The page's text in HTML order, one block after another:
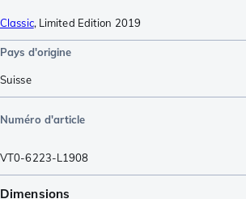
Classic, Limited Edition 2019
Pays d'origine
Suisse
Numéro d'article
VT0-6223-L1908
Dimensions